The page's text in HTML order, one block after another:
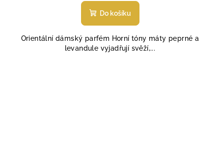
produktu
z
5
Do košíku
Orientální dámský parfém Horní tóny máty peprné a
levandule vyjadřují svěží,...